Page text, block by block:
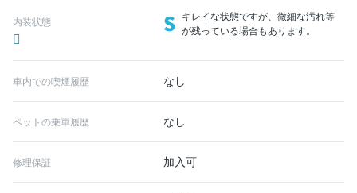
内装状態 S キレイな状態ですが、微細な汚れ等
が残っている場合もあります。
車内での喫煙履歴 なし
ペットの乗車履歴 なし
修理保証 加入可